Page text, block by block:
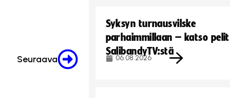
Seuraava
Syksyn turnausvilske
parhaimmillaan – katso pelit
SalibandyTV:stä
06.08.2026